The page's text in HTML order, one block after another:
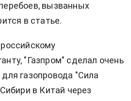
вызванных
в статье.
"Газпром" сделал очень
газопровода "Сила
в Китай через